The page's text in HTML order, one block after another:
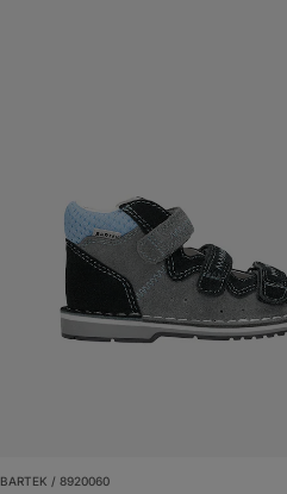
BARTEK / 8920060